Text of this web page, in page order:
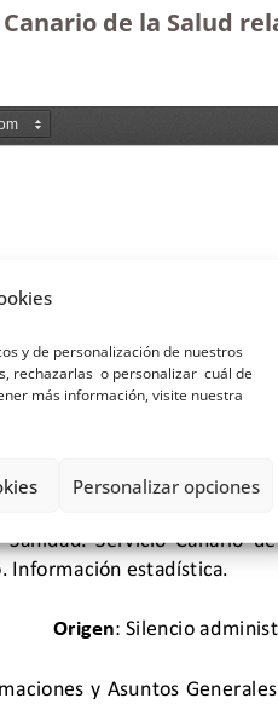
y de personalización de nuestros
rechazarlas o personalizar cuál de
más información, visite nuestra
Personalizar opciones
de la Salud